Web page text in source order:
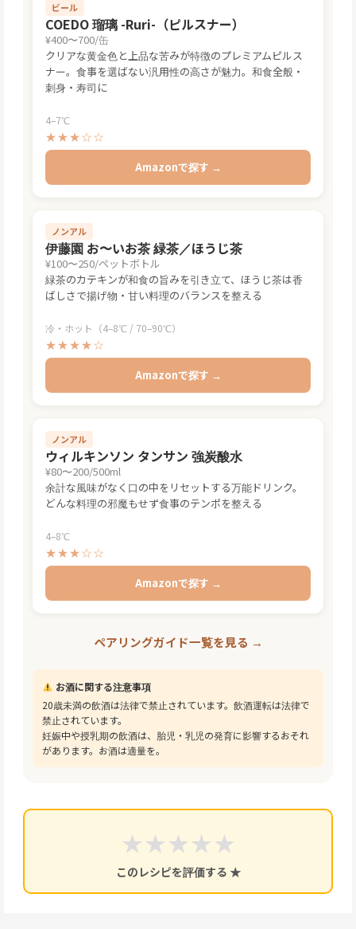
ビール
COEDO 瑠璃 -Ruri-（ピルスナー）
¥400〜700/缶
クリアな黄金色と上品な苦みが特徴のプレミアムピルス
ナー。食事を選ばない汎用性の高さが魅力。和食全般・
刺身・寿司に
4–7℃
★★★☆☆
Amazonで探す →
ノンアル
伊藤園 お〜いお茶 緑茶／ほうじ茶
¥100〜250/ペットボトル
緑茶のカテキンが和食の旨みを引き立て、ほうじ茶は香
ばしさで揚げ物・甘い料理のバランスを整える
冷・ホット（4–8℃ / 70–90℃）
★★★★☆
Amazonで探す →
ノンアル
ウィルキンソン タンサン 強炭酸水
¥80〜200/500ml
余計な風味がなく口の中をリセットする万能ドリンク。
どんな料理の邪魔もせず食事のテンポを整える
4–8℃
★★★☆☆
Amazonで探す →
ペアリングガイド一覧を見る →
お酒に関する注意事項
20歳未満の飲酒は法律で禁止されています。飲酒運転は法律で
禁止されています。
妊娠中や授乳期の飲酒は、胎児・乳児の発育に影響するおそれ
があります。お酒は適量を。
★
★
★
★
★
このレシピを評価する ★